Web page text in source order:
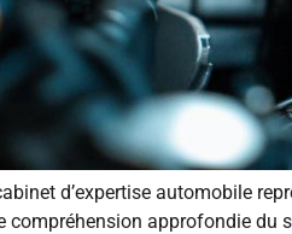
d’expertise automobile
compréhension approfondie du